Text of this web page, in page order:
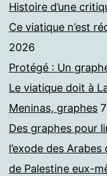
Histoire d’une
Ce viatique n’est
2026
Protégé : Un
Le viatique doit à
Meninas, graphes
Des graphes pour
l’exode des
de Palestine eux-